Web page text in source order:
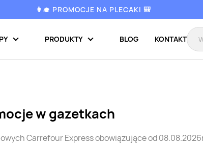
👩‍🎓 PROMOCJE NA PLECAKI 🎒
PRODUKTY BLOG KONTAKT
w gazetkach
Carrefour Expressobowiązujące od